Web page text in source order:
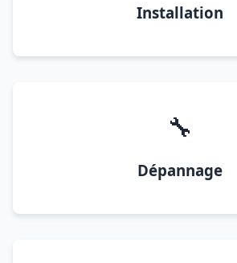
Installation
🔧
Dépannage